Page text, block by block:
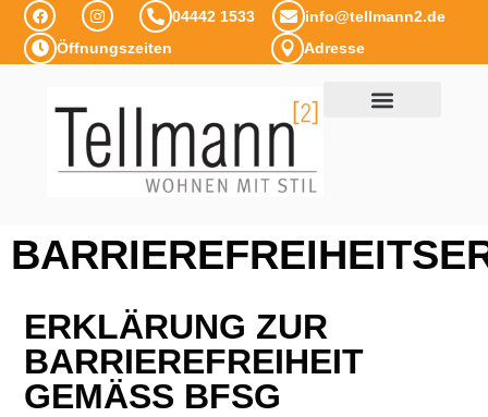
04442 1533
info@tellmann2.de
Öffnungszeiten
Adresse
ERKLÄRUNG ZUR
BARRIEREFREIHEIT
GEMÄSS BFSG